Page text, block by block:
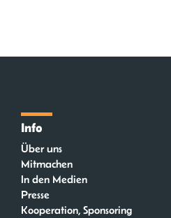
Info
Über uns
Mitmachen
In den Medien
Presse
Kooperation, Sponsoring